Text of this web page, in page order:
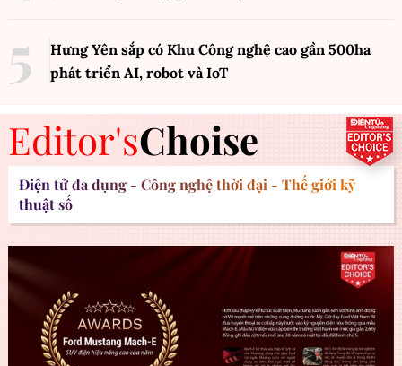
Hưng Yên sắp có Khu Công nghệ cao gần 500ha
phát triển AI, robot và IoT
Editor'sChoise
Điện tử đa dụng - Công nghệ thời đại - Thế giới kỹ
thuật số